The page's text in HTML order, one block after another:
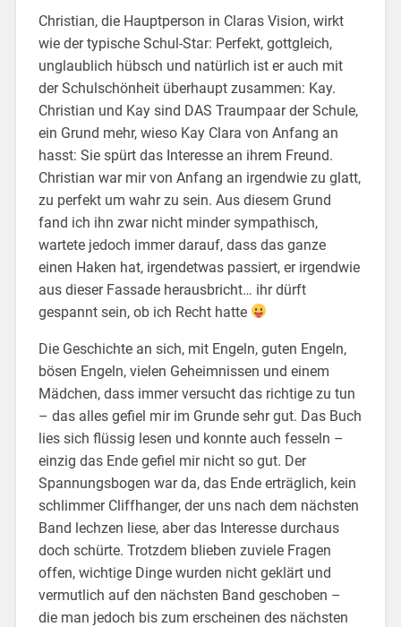
Christian, die Hauptperson in Claras Vision, wirkt
wie der typische Schul-Star: Perfekt, gottgleich,
unglaublich hübsch und natürlich ist er auch mit
der Schulschönheit überhaupt zusammen: Kay.
Christian und Kay sind DAS Traumpaar der Schule,
ein Grund mehr, wieso Kay Clara von Anfang an
hasst: Sie spürt das Interesse an ihrem Freund.
Christian war mir von Anfang an irgendwie zu glatt,
zu perfekt um wahr zu sein. Aus diesem Grund
fand ich ihn zwar nicht minder sympathisch,
wartete jedoch immer darauf, dass das ganze
einen Haken hat, irgendetwas passiert, er irgendwie
aus dieser Fassade herausbricht… ihr dürft
gespannt sein, ob ich Recht hatte
Die Geschichte an sich, mit Engeln, guten Engeln,
bösen Engeln, vielen Geheimnissen und einem
Mädchen, dass immer versucht das richtige zu tun
– das alles gefiel mir im Grunde sehr gut. Das Buch
lies sich flüssig lesen und konnte auch fesseln –
einzig das Ende gefiel mir nicht so gut. Der
Spannungsbogen war da, das Ende erträglich, kein
schlimmer Cliffhanger, der uns nach dem nächsten
Band lechzen liese, aber das Interesse durchaus
doch schürte. Trotzdem blieben zuviele Fragen
offen, wichtige Dinge wurden nicht geklärt und
vermutlich auf den nächsten Band geschoben –
die man jedoch bis zum erscheinen des nächsten